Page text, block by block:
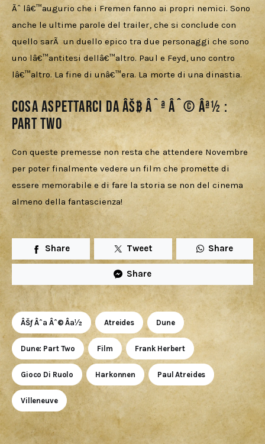
Ãˆ lâ€™augurio che i Fremen fanno ai propri nemici. Sono
anche le ultime parole del trailer, che si conclude con
quello sarÃ  un duello epico tra due personaggi che sono
uno lâ€™antitesi dellâ€™altro. Paul e Feyd, uno contro
lâ€™altro. La fine di unâ€™era. La morte di una dinastia.
Cosa aspettarci da âŠƒ âˆª âˆ© âª½ :
Part Two
Con queste premesse non resta che attendere Novembre
per poter finalmente vedere un film che promette di
essere memorabile e di fare la storia se non del cinema
almeno della fantascienza!
Share Tweet Share
Share
ÂŠƒ Âˆª Âˆ© Âª½ Atreides Dune
Dune: Part Two Film Frank Herbert
Gioco Di Ruolo Harkonnen Paul Atreides
Villeneuve